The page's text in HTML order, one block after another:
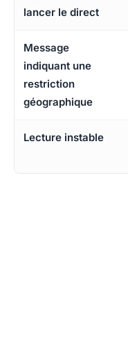
lancer le direct
Message
indiquant une
restriction
géographique
Lecture instable